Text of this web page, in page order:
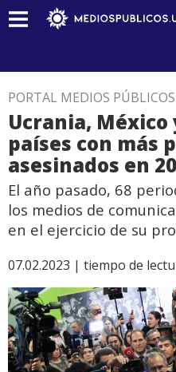
PORTAL MEDIOS PÚBLICOS
Ucrania,
países con más
asesinados en
El año pasado, 68
los medios de
en el ejercicio de su
07.02.2023 | tiempo de